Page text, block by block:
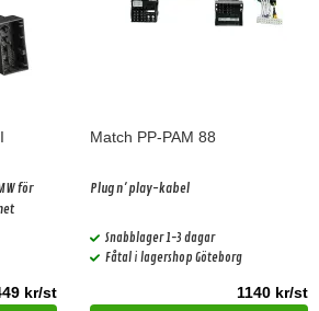
kr/st
Match PP-PAM 88
Plug n´play-kabel
Snabblager 1-3 dagar
Fåtal i lagershop Göteborg
1140 kr/st